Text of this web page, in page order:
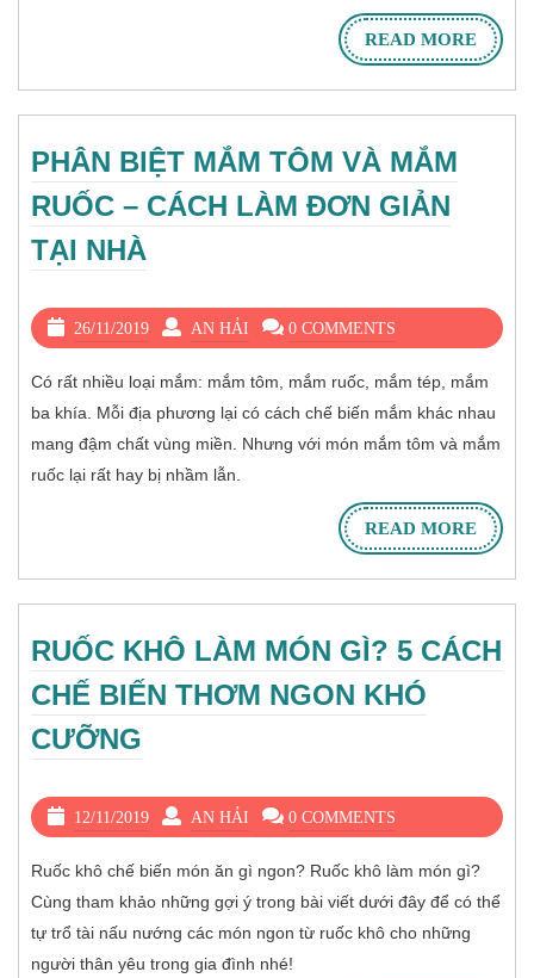
READ MORE
PHÂN BIỆT MẮM TÔM VÀ MẮM
RUỐC – CÁCH LÀM ĐƠN GIẢN
TẠI NHÀ
26/11/2019 AN HẢI 0 COMMENTS
Có rất nhiều loại mắm: mắm tôm, mắm ruốc, mắm tép, mắm
ba khía. Mỗi địa phương lại có cách chế biến mắm khác nhau
mang đậm chất vùng miền. Nhưng với món mắm tôm và mắm
ruốc lại rất hay bị nhầm lẫn.
READ MORE
RUỐC KHÔ LÀM MÓN GÌ? 5 CÁCH
CHẾ BIẾN THƠM NGON KHÓ
CƯỠNG
12/11/2019 AN HẢI 0 COMMENTS
Ruốc khô chế biến món ăn gì ngon? Ruốc khô làm món gì?
Cùng tham khảo những gợi ý trong bài viết dưới đây để có thể
tự trổ tài nấu nướng các món ngon từ ruốc khô cho những
người thân yêu trong gia đình nhé!